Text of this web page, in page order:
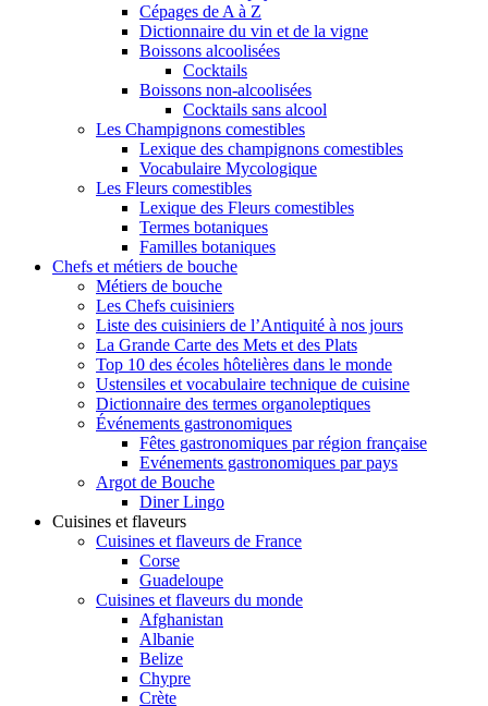
Cépages de A à Z
Dictionnaire du vin et de la vigne
Boissons alcoolisées
Cocktails
Boissons non-alcoolisées
Cocktails sans alcool
Les Champignons comestibles
Lexique des champignons comestibles
Vocabulaire Mycologique
Les Fleurs comestibles
Lexique des Fleurs comestibles
Termes botaniques
Familles botaniques
Chefs et métiers de bouche
Métiers de bouche
Les Chefs cuisiniers
Liste des cuisiniers de l’Antiquité à nos jours
La Grande Carte des Mets et des Plats
Top 10 des écoles hôtelières dans le monde
Ustensiles et vocabulaire technique de cuisine
Dictionnaire des termes organoleptiques
Événements gastronomiques
Fêtes gastronomiques par région française
Evénements gastronomiques par pays
Argot de Bouche
Diner Lingo
Cuisines et flaveurs
Cuisines et flaveurs de France
Corse
Guadeloupe
Cuisines et flaveurs du monde
Afghanistan
Albanie
Belize
Chypre
Crète